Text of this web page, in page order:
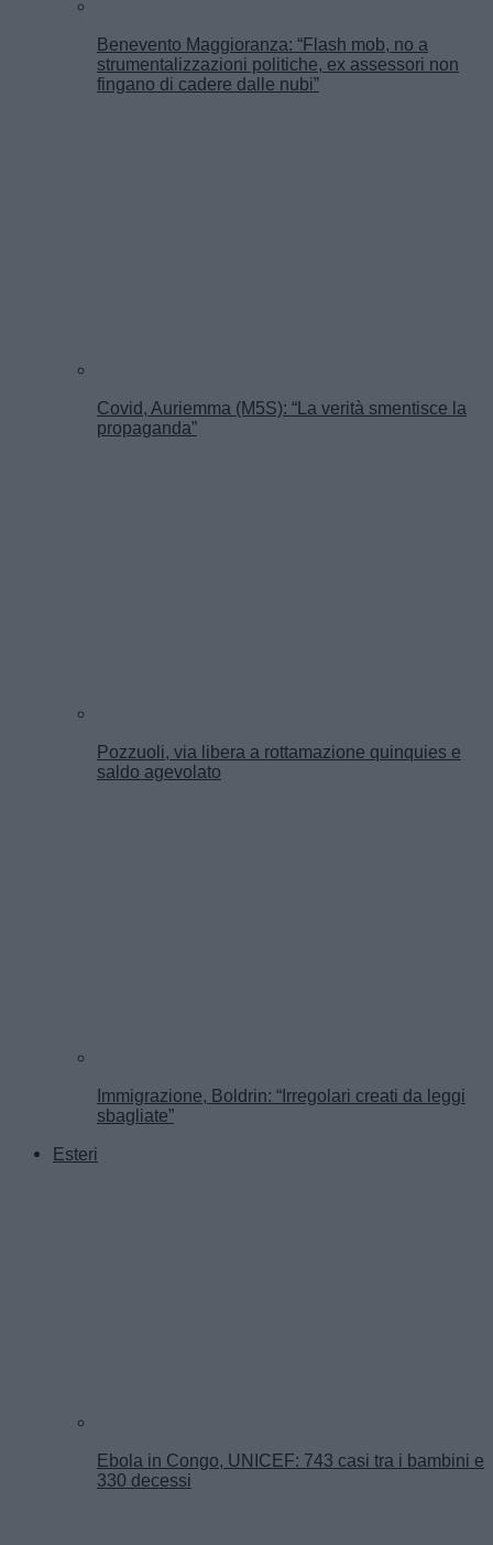
Benevento Maggioranza: “Flash mob, no a
strumentalizzazioni politiche, ex assessori non
fingano di cadere dalle nubi”
Covid, Auriemma (M5S): “La verità smentisce la
propaganda”
Pozzuoli, via libera a rottamazione quinquies e
saldo agevolato
Immigrazione, Boldrin: “Irregolari creati da leggi
sbagliate”
Esteri
Ebola in Congo, UNICEF: 743 casi tra i bambini e
330 decessi